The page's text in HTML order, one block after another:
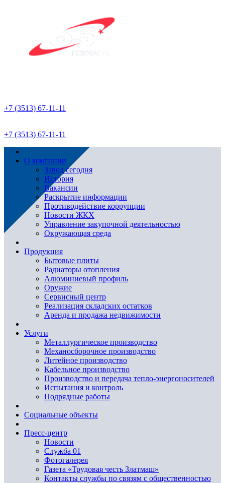
+7 (3513) 67-11-11
+7 (3513) 67-11-11
О компании
Завод сегодня
История
Вакансии
Раскрытие информации
Противодействие коррупции
Новости ЖКХ
Управление закупочной деятельностью
Окружающая среда
Продукция
Бытовые плиты
Радиаторы отопления
Алюминиевый профиль
Оружие
Сервисный центр
Реализация складских остатков
Аренда и продажа недвижимости
Услуги
Металлургическое производство
Механосборочное производство
Литейное производство
Кабельное производство
Производство и передача тепло-энергоносителей
Испытания и контроль
Подрядные работы
Социальные объекты
Пресс-центр
Новости
Служба 01
Фотогалерея
Газета «Трудовая честь Златмаш»
Контакты службы по связям с общественностью